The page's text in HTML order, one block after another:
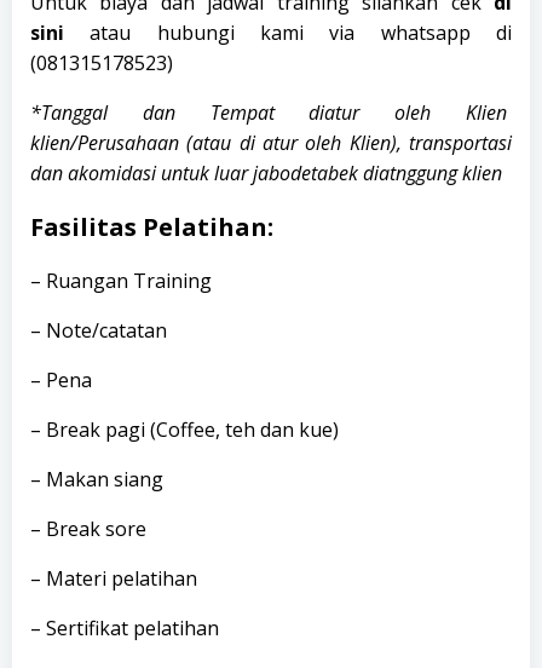
sini atau hubungi kami via whatsapp di
(081315178523)
*Tanggal dan Tempat diatur oleh Klien
klien/Perusahaan (atau di atur oleh Klien), transportasi
dan akomidasi untuk luar jabodetabek diatnggung klien
Fasilitas Pelatihan:
– Ruangan Training
– Note/catatan
– Pena
– Break pagi (Coffee, teh dan kue)
– Makan siang
– Break sore
– Materi pelatihan
– Sertifikat pelatihan